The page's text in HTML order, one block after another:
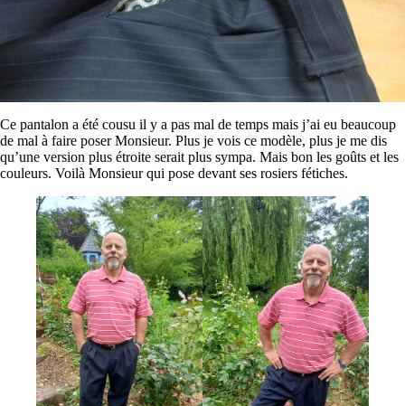
Ce pantalon a été cousu il y a pas mal de temps mais j’ai eu beaucoup
de mal à faire poser Monsieur. Plus je vois ce modèle, plus je me dis
qu’une version plus étroite serait plus sympa. Mais bon les goûts et les
couleurs. Voilà Monsieur qui pose devant ses rosiers fétiches.